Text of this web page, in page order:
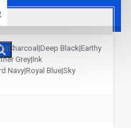
Black|Earthy
Grey|Ink
Navy|Royal Blue|Sky